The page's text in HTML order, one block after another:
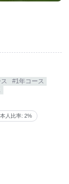
#1年コース
人比率: 2%